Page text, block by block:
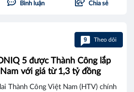
Bình luận Chia sẻ
9 Theo dõi
5 được Thành Công lắp
với giá từ 1,3 tỷ đồng
Thành Công Việt Nam (HTV) chính